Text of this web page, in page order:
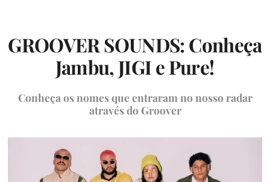
GROOVER SOUNDS: Conheça
Jambu, JIGI e Pure!
Conheça os nomes que entraram no nosso radar
através do Groover